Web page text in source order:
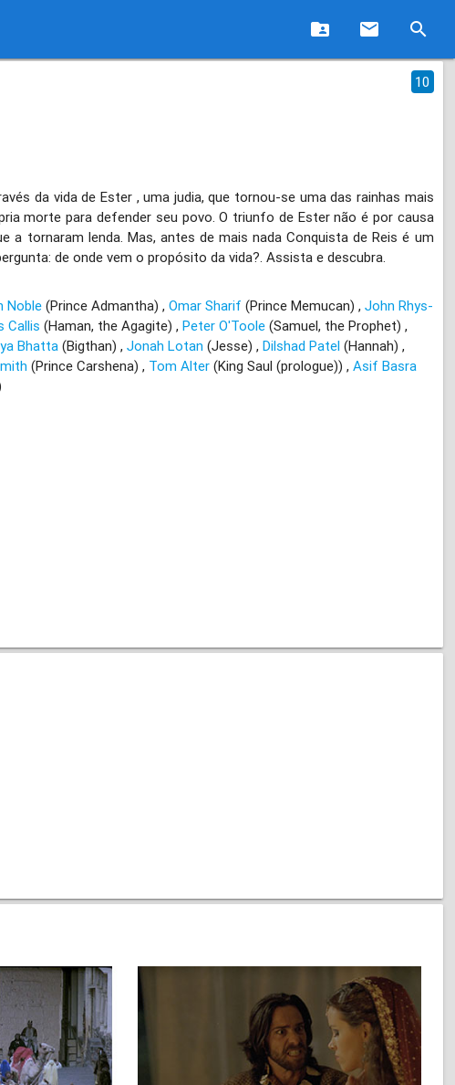
folder_shared email search
10
da vida de Ester , uma judia, que tornou-se uma das rainhas mais
morte para defender seu povo. O triunfo de Ester não é por causa
a tornaram lenda. Mas, antes de mais nada Conquista de Reis é um
de onde vem o propósito da vida?. Assista e descubra.
Noble (Prince Admantha) Omar Sharif (Prince Memucan) John Rhys-
Callis (Haman, the Agagite) Peter O'Toole (Samuel, the Prophet)
Bhatta (Bigthan) Jonah Lotan (Jesse) Dilshad Patel (Hannah)
(Prince Carshena) Tom Alter (King Saul (prologue)) Asif Basra